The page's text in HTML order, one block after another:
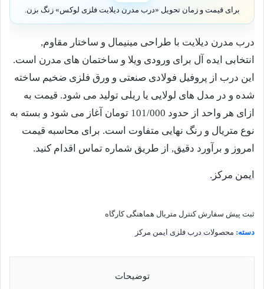
برای قیمت و زمان تحویل «درب مدرن دیلایت فلزی لوکس» زنگ بزن.
درب مدرن دیلایت با طراحی مینیمال و ساختار مقاوم,
انتخابی ایده آل برای ورودی ویلا و ساختمان های مدرن است.
این درب از پروفیل فولادی صنعتی و ورق فلزی ضخیم ساخته
شده و در مدل های لولایی یا ریلی تولید می شود. قیمت به
ازای هر واحد از حدود 101/000 تومان آغاز می شود و بسته به
نوع متریال و رنگ نهایی متفاوت است. برای محاسبه قیمت
امروز و برآورد دقیق, از طریق شماره تماس اقدام کنید.
ایمن مرکز.
ثبت پیش سفارش کنترل متریال هماهنگی کارگاه
دسته: محصولات درب فلزی ایمن مرکز
توضیحات